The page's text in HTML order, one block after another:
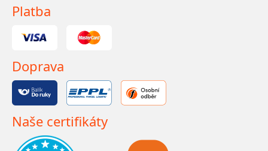
Platba
Doprava
Naše certifikáty